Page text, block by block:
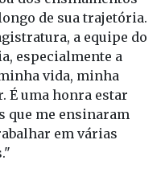
a equipe do
especialmente a
vida, minha
É uma honra estar
que me ensinaram
em várias